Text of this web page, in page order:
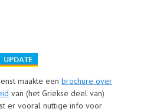
maakte een brochure over
van (het Griekse deel van)
er vooral nuttige info voor